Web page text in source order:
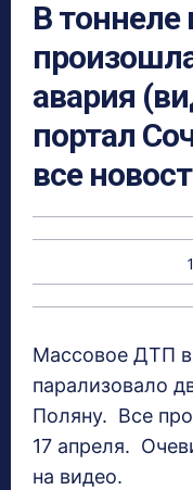
В тоннеле
авария
портал
все
Массовое ДТП
парализовало
Поляну. Все
17 апреля.
на видео.